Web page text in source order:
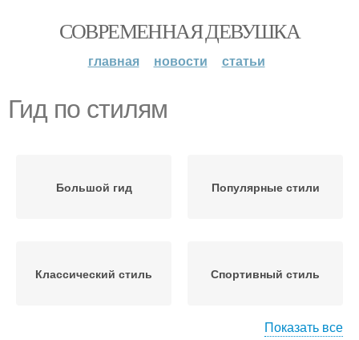
СОВРЕМЕННАЯ ДЕВУШКА
главная новости статьи
Гид по стилям
Большой гид Популярные стили
Классический стиль Спортивный стиль
Показать все